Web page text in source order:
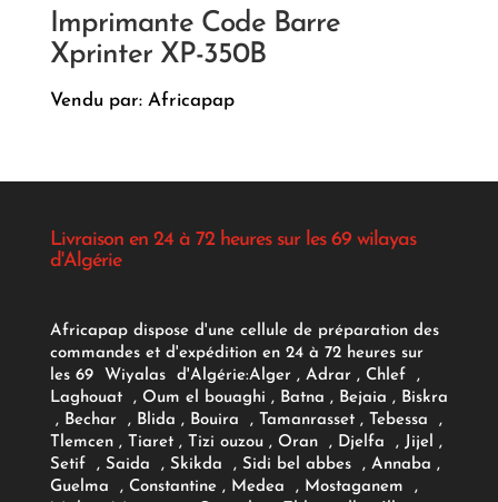
Imprimante Code Barre
Xprinter XP-350B
Vendu par: Africapap
Livraison en 24 à 72 heures sur les 69 wilayas
d'Algérie
Africapap dispose d'une cellule de préparation des
commandes et d'expédition en 24 à 72 heures sur
les 69 Wiyalas d'Algérie:Alger , Adrar, Chlef ,
Laghouat , Oum el bouaghi , Batna , Bejaia , Biskra
, Bechar , Blida , Bouira , Tamanrasset , Tebessa ,
Tlemcen , Tiaret , Tizi ouzou , Oran , Djelfa , Jijel ,
Setif , Saida , Skikda , Sidi bel abbes , Annaba ,
Guelma , Constantine , Medea , Mostaganem ,